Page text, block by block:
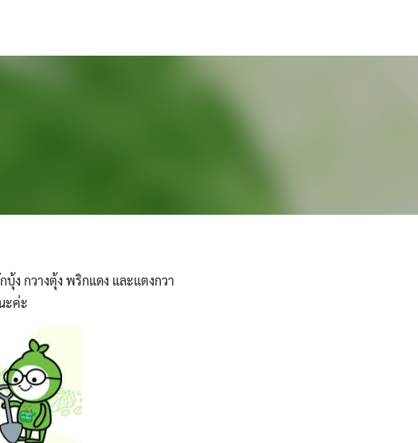
ง กวางตุ้ง พริกแดง และแตงกวา
ะค่ะ